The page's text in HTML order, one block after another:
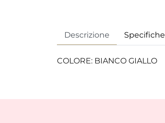
Descrizione Specifiche
COLORE: BIANCO GIALLO